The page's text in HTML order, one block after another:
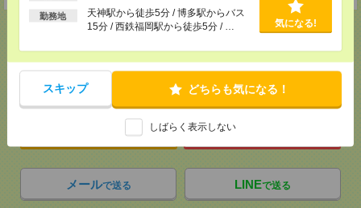
勤務地
天神駅から徒歩5分 / 博多駅からバス
15分 / 西鉄福岡駅から徒歩5分 / …
気になる!
スキップ どちらも気になる！
しばらく表示しない
応募ページへ
気になる！
メールで送る LINEで送る